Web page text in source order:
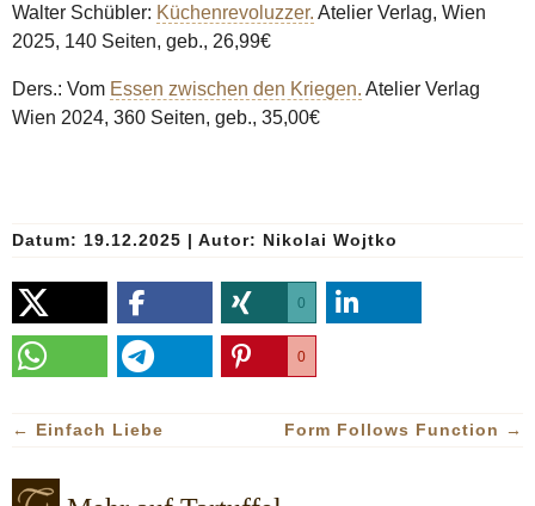
Walter Schübler: Küchenrevoluzzer. Atelier Verlag, Wien
2025, 140 Seiten, geb., 26,99€
Ders.: Vom Essen zwischen den Kriegen. Atelier Verlag
Wien 2024, 360 Seiten, geb., 35,00€
Datum: 19.12.2025 | Autor: Nikolai Wojtko
0
0
← Einfach Liebe Form Follows Function →